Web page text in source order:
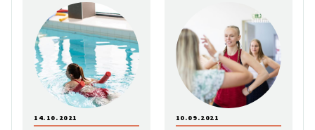
14.10.2021 10.09.2021